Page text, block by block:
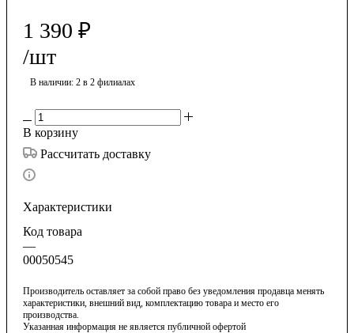
1 390 ₽
/шт
В наличии: 2 в 2 филиалах
В корзину
Рассчитать доставку
Характеристики
Код товара
—
00050545
Производитель оставляет за собой право без уведомления продавца менять
характеристики, внешний вид, комплектацию товара и место его
производства.
Указанная информация не является публичной офертой